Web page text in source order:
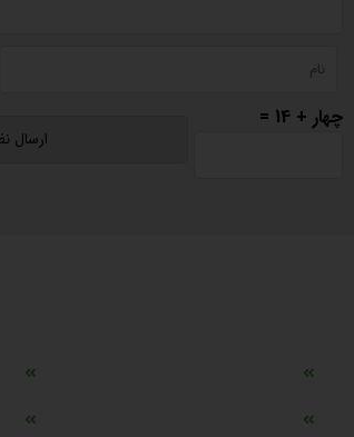
چهار + 14 =